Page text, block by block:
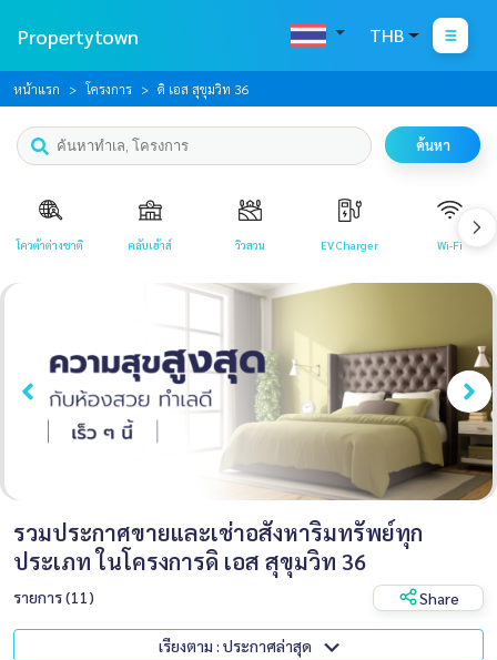
Propertytown THB
หน้าแรก โครงการ ดิ เอส สุขุมวิท 36
ค้นหา
โควต้าต่างชาติ คลับเฮ้าส์ วิวสวน EV Charger Wi-Fi
รวมประกาศขายและเช่าอสังหาริมทรัพย์ทุก
ประเภท ในโครงการดิ เอส สุขุมวิท 36
รายการ (11) Share
เรียงตาม : ประกาศล่าสุด